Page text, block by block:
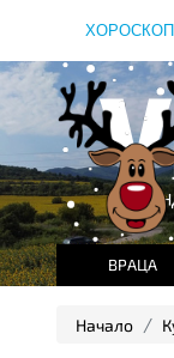
ХОРОСКОП
ВРАЦА
Начало